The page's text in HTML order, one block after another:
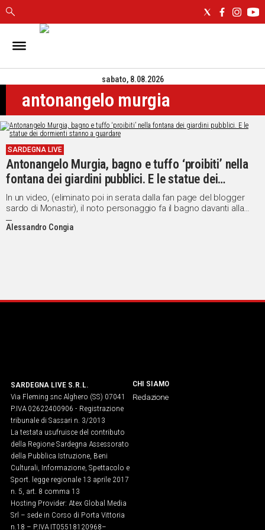
IN
CAGLIARI
SASSARI
NUORO
ORISTANO
SULCIS
GALLURA
OGLIASTRA
CAMPIDANO
VIDEO
Vai
UNISCITI
AL CANALE
WHATSAPP
sabato, 8.08.2026
antonangelo murgia
SARDEGNA LIVE
Antonangelo Murgia, bagno e tuffo ‘proibiti’ nella
fontana dei giardini pubblici. E le statue dei
dormienti stanno a guardare
In un video, (eliminato poi in serata dalla fan page del blogger
sardo di Monastir), il noto personaggio fa il bagno davanti alla
galleria comunale
Alessandro Congia
SARDEGNA LIVE S.R.L.
Via Fleming snc Alghero (SS) 07041
P.IVA 02622400906 - Registrazione
tribunale di Sassari n. 3/2013
La testata usufruisce del contributo
della Regione Sardegna Assessorato
della Pubblica Istruzione, Beni
Culturali, Informazione, Spettacolo e
Sport. legge regionale 13 aprile 2017
n. 5, art. 8 comma 13
Hosting Provider: Atex Global Media
Srl – sede in Corso di Porta Vittoria
n.18 – P.IVA IT05518120968​–
CHI SIAMO
Redazione